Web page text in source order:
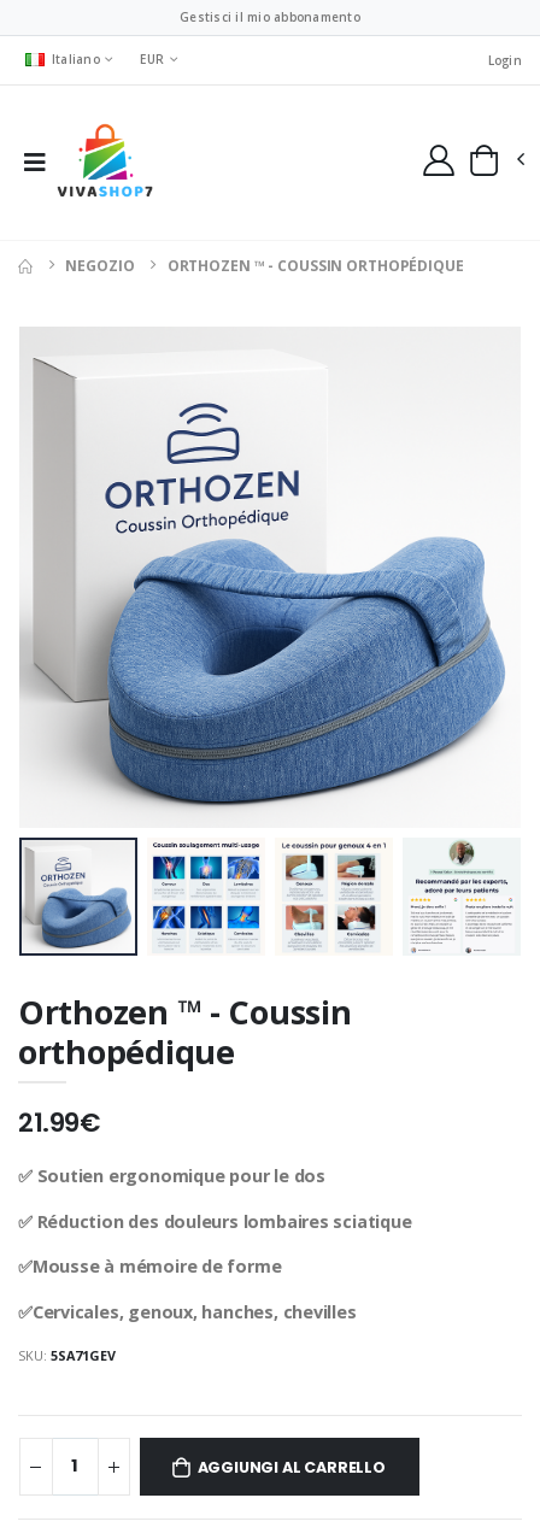
Gestisci il mio abbonamento
Italiano EUR Login
NEGOZIO ORTHOZEN ™ - COUSSIN ORTHOPÉDIQUE
Orthozen ™ - Coussin
orthopédique
21.99€
✅ Soutien ergonomique pour le dos
✅ Réduction des douleurs lombaires sciatique
✅Mousse à mémoire de forme
✅Cervicales, genoux, hanches, chevilles
SKU:5SA71GEV
AGGIUNGI AL CARRELLO